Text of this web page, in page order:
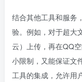
结合其他工具和服务
验。例如，对于超大
云）上传，再在QQ
小限制，又能保证文
工具的集成，允许用